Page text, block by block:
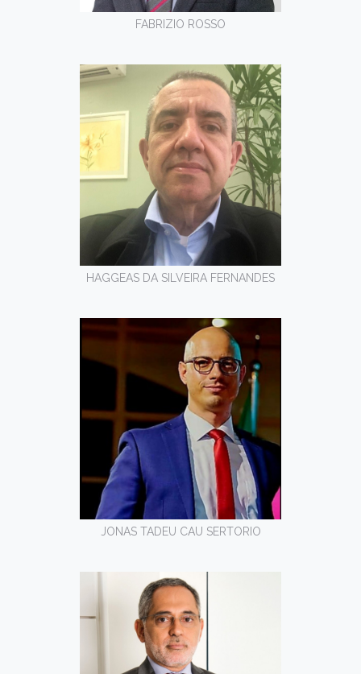
FABRIZIO ROSSO
HAGGEAS DA SILVEIRA FERNANDES
JONAS TADEU CAU SERTORIO